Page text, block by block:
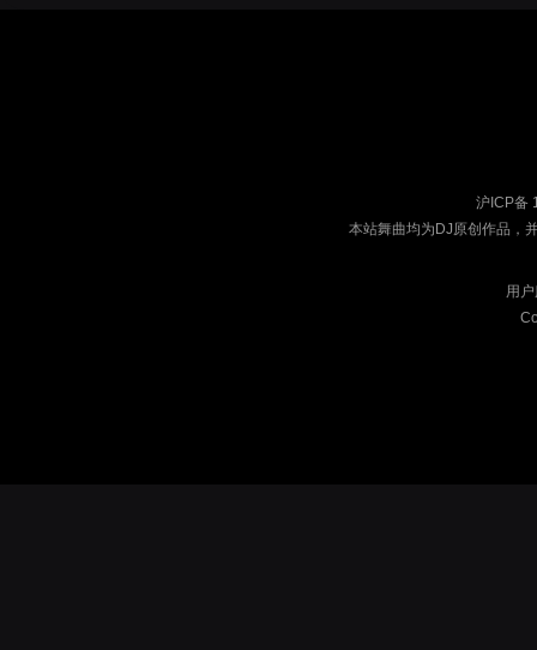
沪ICP备
本站舞曲均为DJ原创作品，
用